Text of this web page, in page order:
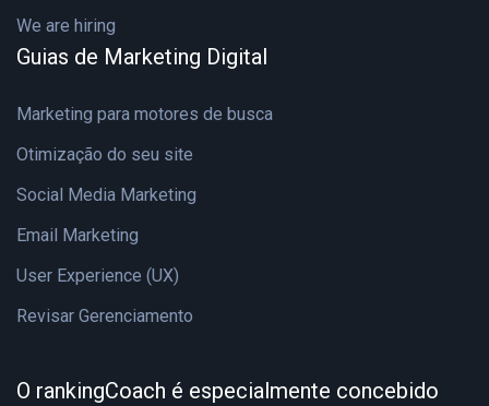
We are hiring
Guias de Marketing Digital
Marketing para motores de busca
Otimização do seu site
Social Media Marketing
Email Marketing
User Experience (UX)
Revisar Gerenciamento
O rankingCoach é especialmente concebido